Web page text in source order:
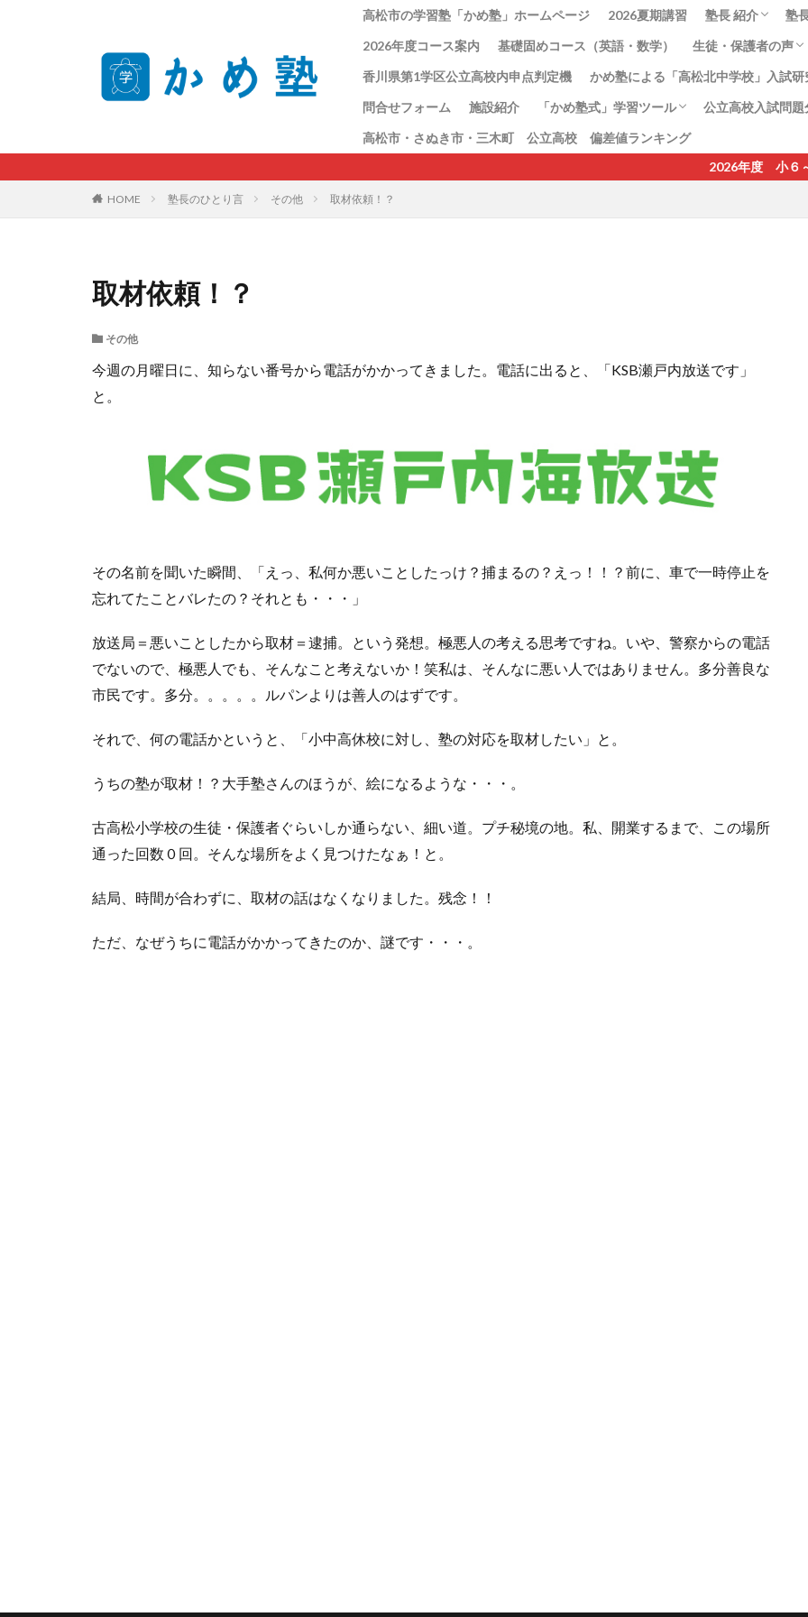
高松市の学習塾「かめ塾」ホームページ 2026夏期講習 塾長 紹介
塾長のねがい
塾長、島千恵子
塾
2026年度コース案内
基礎固めコース（英語・数学） 生徒・保護者の声
高松北中学校合格
香川県第1学区公立高校内申点判定機 かめ塾による「高松北中学校」入試研
問合せフォーム
施設紹介 「かめ塾式」学習ツール
地理教科書準拠プリント
語呂合わせプリント
かめ塾式地理記述プリント
公立高校入試問題
高松市・さぬき市・三木町 公立高校 偏差値ランキング
2026年度 小６～中２
HOME 塾長のひとり言 その他 取材依頼！？
取材依頼！？
その他
今週の月曜日に、知らない番号から電話がかかってきました。電話に出ると、「KSB瀬戸内放送です」
と。
その名前を聞いた瞬間、「えっ、私何か悪いことしたっけ？捕まるの？えっ！！？前に、車で一時停止を
忘れてたことバレたの？それとも・・・」
放送局＝悪いことしたから取材＝逮捕。という発想。極悪人の考える思考ですね。いや、警察からの電話
でないので、極悪人でも、そんなこと考えないか！笑私は、そんなに悪い人ではありません。多分善良な
市民です。多分。。。。。ルパンよりは善人のはずです。
それで、何の電話かというと、「小中高休校に対し、塾の対応を取材したい」と。
うちの塾が取材！？大手塾さんのほうが、絵になるような・・・。
古高松小学校の生徒・保護者ぐらいしか通らない、細い道。プチ秘境の地。私、開業するまで、この場所
通った回数０回。そんな場所をよく見つけたなぁ！と。
結局、時間が合わずに、取材の話はなくなりました。残念！！
ただ、なぜうちに電話がかかってきたのか、謎です・・・。